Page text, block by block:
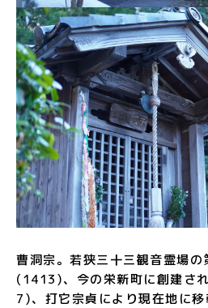
曹洞宗。若狭三十三観音霊場
(1413)、今の栄新町に創建さ
7)、打它宗貞により現在地に移